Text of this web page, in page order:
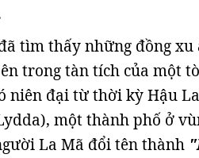
tìm thấy những đồng
trong tàn tích của một
niên đại từ thời kỳ Hậu
một thành phố ở
La Mã đổi tên thành